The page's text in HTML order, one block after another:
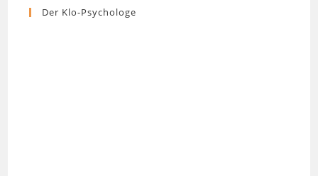
Der Klo-Psychologe